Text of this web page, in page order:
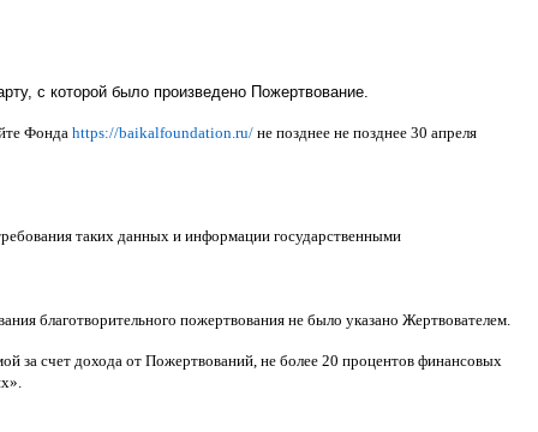
с которой было произведено Пожертвование.
Фонда https://baikalfoundation.ru/ не позднее не позднее 30 апреля
таких данных и информации государственными
благотворительного пожертвования не было указано Жертвователем.
за счет дохода от Пожертвований, не более 20 процентов финансовых
».